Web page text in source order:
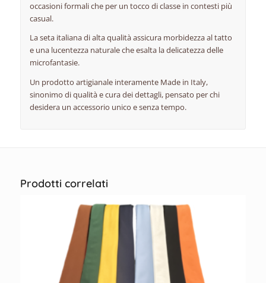
occasioni formali che per un tocco di classe in contesti più
casual.
La seta italiana di alta qualità assicura morbidezza al tatto
e una lucentezza naturale che esalta la delicatezza delle
microfantasie.
Un prodotto artigianale interamente Made in Italy,
sinonimo di qualità e cura dei dettagli, pensato per chi
desidera un accessorio unico e senza tempo.
Prodotti correlati